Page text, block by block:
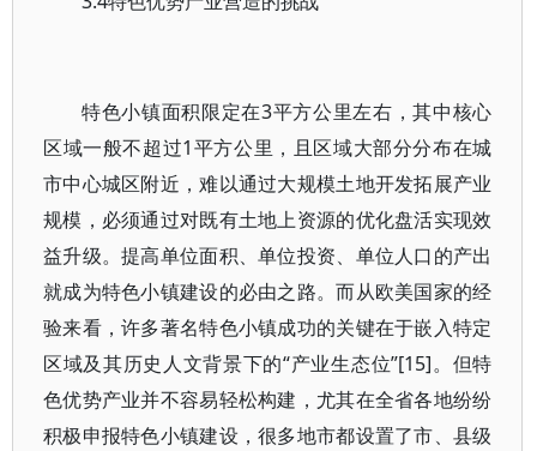
特色小镇面积限定在3平方公里左右，其中核心
区域一般不超过1平方公里，且区域大部分分布在城
市中心城区附近，难以通过大规模土地开发拓展产业
规模，必须通过对既有土地上资源的优化盘活实现效
益升级。提高单位面积、单位投资、单位人口的产出
就成为特色小镇建设的必由之路。而从欧美国家的经
验来看，许多著名特色小镇成功的关键在于嵌入特定
区域及其历史人文背景下的“产业生态位”[15]。但特
色优势产业并不容易轻松构建，尤其在全省各地纷纷
积极申报特色小镇建设，很多地市都设置了市、县级